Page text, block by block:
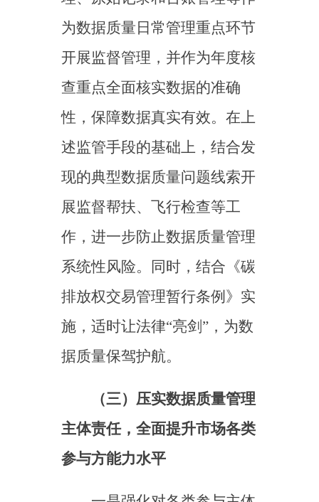
放单位、技术服务机构开展数
准确性的责任意识和能力。
主办：新疆乌恰县人民政府办公室承办：新疆乌恰县政务服务
政府网站标识码：6530240001新公网安备65302402000101号
地 址：新疆克州乌恰县光明路1号
联系电话：0908-4621030